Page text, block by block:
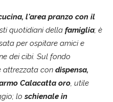
l'area pranzo con il
quotidiani della famiglia; è
per ospitare amici e
dei cibi. Sul fondo
attrezzata con dispensa,
Calacatta oro, utile
loschienale in